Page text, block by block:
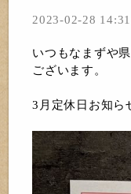
2023-02-28
いつもなまずや
ございます。
3月定休日お知ら